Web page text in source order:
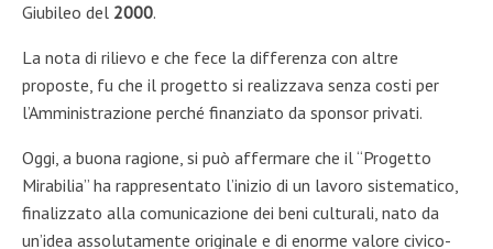
Giubileo del 2000.
La nota di rilievo e che fece la differenza con altre
proposte, fu che il progetto si realizzava senza costi per
l’Amministrazione perché finanziato da sponsor privati.
Oggi, a buona ragione, si può affermare che il “Progetto
Mirabilia” ha rappresentato l’inizio di un lavoro sistematico,
finalizzato alla comunicazione dei beni culturali, nato da
un’idea assolutamente originale e di enorme valore civico-